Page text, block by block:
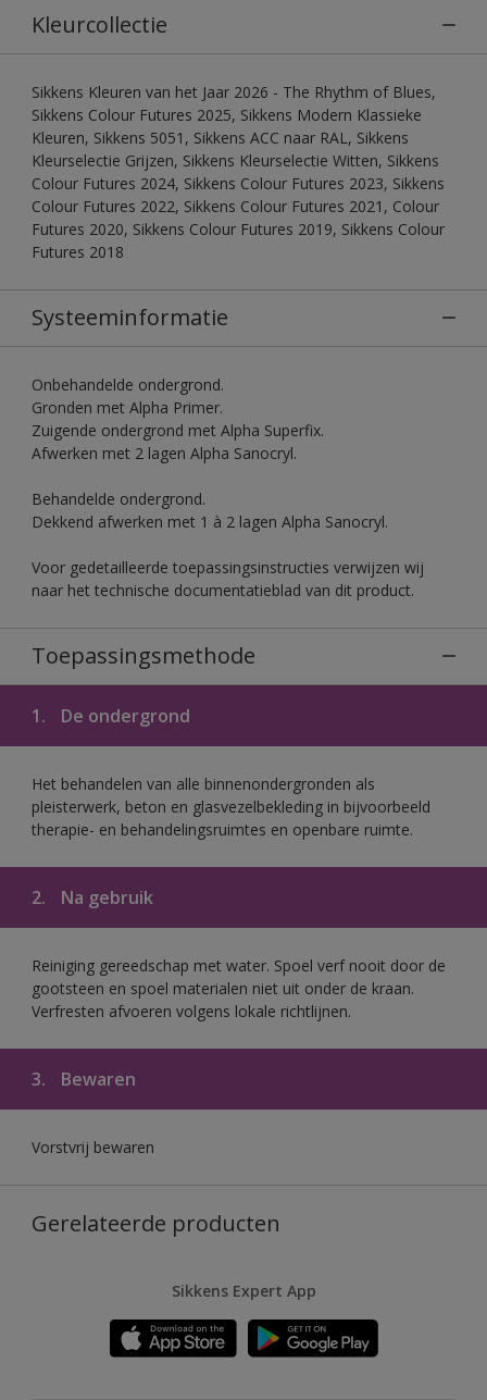
Kleurcollectie
Sikkens Kleuren van het Jaar 2026 - The Rhythm of Blues,
Sikkens Colour Futures 2025, Sikkens Modern Klassieke
Kleuren, Sikkens 5051, Sikkens ACC naar RAL, Sikkens
Kleurselectie Grijzen, Sikkens Kleurselectie Witten, Sikkens
Colour Futures 2024, Sikkens Colour Futures 2023, Sikkens
Colour Futures 2022, Sikkens Colour Futures 2021, Colour
Futures 2020, Sikkens Colour Futures 2019, Sikkens Colour
Futures 2018
Systeeminformatie
Onbehandelde ondergrond.
Gronden met Alpha Primer.
Zuigende ondergrond met Alpha Superfix.
Afwerken met 2 lagen Alpha Sanocryl.
Behandelde ondergrond.
Dekkend afwerken met 1 à 2 lagen Alpha Sanocryl.
Voor gedetailleerde toepassingsinstructies verwijzen wij
naar het technische documentatieblad van dit product.
Toepassingsmethode
1. De ondergrond
Het behandelen van alle binnenondergronden als
pleisterwerk, beton en glasvezelbekleding in bijvoorbeeld
therapie- en behandelingsruimtes en openbare ruimte.
2. Na gebruik
Reiniging gereedschap met water. Spoel verf nooit door de
gootsteen en spoel materialen niet uit onder de kraan.
Verfresten afvoeren volgens lokale richtlijnen.
3. Bewaren
Vorstvrij bewaren
Gerelateerde producten
Sikkens Expert App